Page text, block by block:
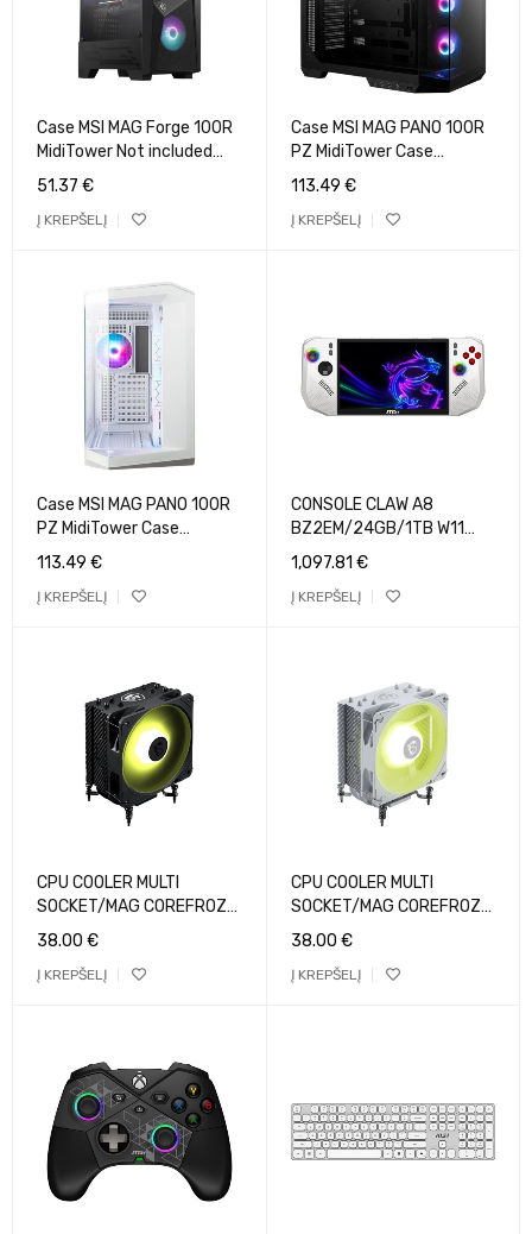
Case MSI MAG Forge 100R
MidiTower Not included
ATX MicroATX MiniITX
MAGFORGE100R
51.37 €
Į KREPŠELĮ
Case MSI MAG PANO 100R
PZ MidiTower Case
product features
MicroATX MiniITX Colour
113.49 €
Į KREPŠELĮ
Case MSI MAG PANO 100R
PZ MidiTower Case
product features
MicroATX MiniITX Colour
113.49 €
Į KREPŠELĮ
CONSOLE CLAW A8
BZ2EM/24GB/1TB W11
BZ2EM-047NL MSI
1,097.81 €
Į KREPŠELĮ
CPU COOLER MULTI
SOCKET/MAG COREFROZR
AA13 MSI
38.00 €
Į KREPŠELĮ
CPU COOLER MULTI
SOCKET/MAG COREFROZR
AA13 WHITE MSI
38.00 €
Į KREPŠELĮ